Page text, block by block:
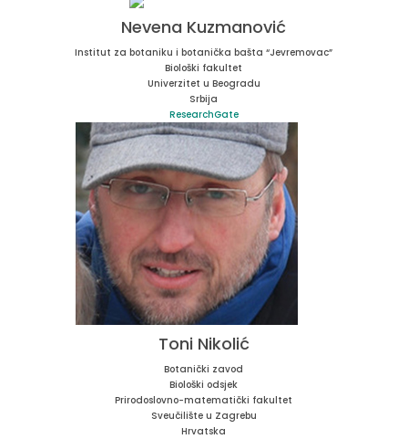
Nevena Kuzmanović
Institut za botaniku i botanička bašta “Jevremovac”
Biološki fakultet
Univerzitet u Beogradu
Srbija
ResearchGate
Toni Nikolić
Botanički zavod
Biološki odsjek
Prirodoslovno-matematički fakultet
Sveučilište u Zagrebu
Hrvatska